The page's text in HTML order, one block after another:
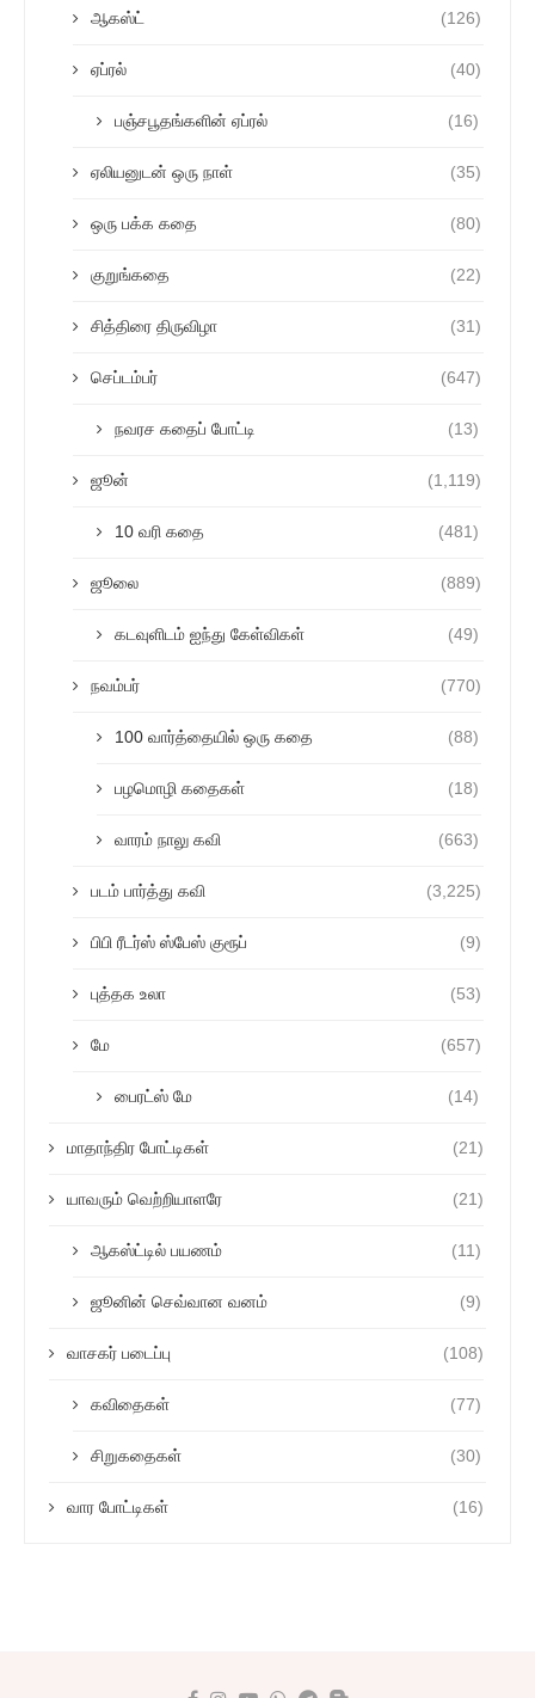
ஆகஸ்ட் (126)
ஏப்ரல் (40)
பஞ்சபூதங்களின் ஏப்ரல் (16)
ஏலியனுடன் ஒரு நாள் (35)
ஒரு பக்க கதை (80)
குறுங்கதை (22)
சித்திரை திருவிழா (31)
செப்டம்பர் (647)
நவரச கதைப் போட்டி (13)
ஜூன் (1,119)
10 வரி கதை (481)
ஜூலை (889)
கடவுளிடம் ஐந்து கேள்விகள் (49)
நவம்பர் (770)
100 வார்த்தையில் ஒரு கதை (88)
பழமொழி கதைகள் (18)
வாரம் நாலு கவி (663)
படம் பார்த்து கவி (3,225)
பிபி ரீடர்ஸ் ஸ்பேஸ் குரூப் (9)
புத்தக உலா (53)
மே (657)
பைரட்ஸ் மே (14)
மாதாந்திர போட்டிகள் (21)
யாவரும் வெற்றியாளரே (21)
ஆகஸ்ட்டில் பயணம் (11)
ஜூனின் செவ்வான வனம் (9)
வாசகர் படைப்பு (108)
கவிதைகள் (77)
சிறுகதைகள் (30)
வார போட்டிகள் (16)